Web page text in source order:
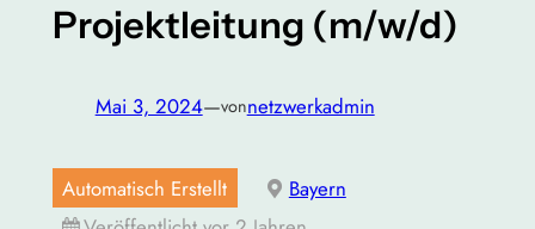
Projektleitung (m/w/d)
Mai 3, 2024—vonnetzwerkadmin
Automatisch Erstellt
Bayern